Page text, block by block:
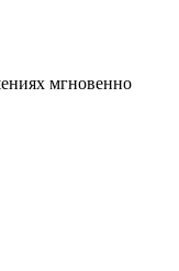
мгновенно